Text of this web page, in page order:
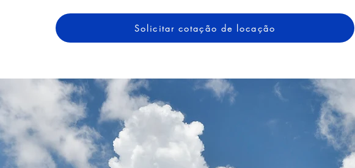
Solicitar cotação de locação